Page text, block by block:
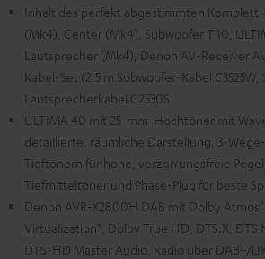
Inhalt des perfekt abgestimmten Komplett-
(Mk4), Center (Mk4), Subwoofer T 10,
Lautsprecher (Mk4), Denon AV-Receiver
Kabel-Set (2,5 m Subwoofer-Kabel C3525W,
Lautsprecherkabel C2530S
ULTIMA 40 mit 25-mm-Hochtöner mit
detaillierte, räumliche Darstellung, 3-
Tieftönern für hohe, verzerrungsfreie
Tiefmitteltöner und Phase-Plug für beste
Denon AVR-X2800H DAB mit Dolby
Virtualization*, Dolby True HD, DTS:X, DTS
DTS-HD Master Audio, Radio über DAB+/